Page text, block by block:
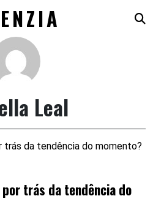
Leal
trás da tendência do